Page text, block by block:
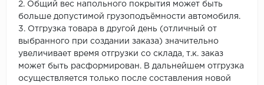
2. Общий вес напольного покрытия может быть
больше допустимой грузоподъёмности автомобиля.
3. Отгрузка товара в другой день (отличный от
выбранного при создании заказа) значительно
увеличивает время отгрузки со склада, т.к. заказ
может быть расформирован. В дальнейшем отгрузка
осуществляется только после составления новой